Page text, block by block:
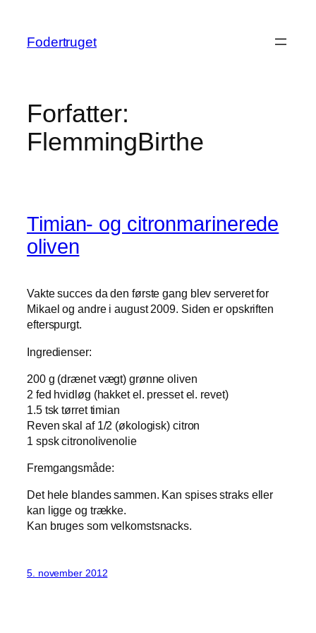
indhold
Fodertruget
Forfatter:
FlemmingBirthe
Timian- og citronmarinerede
oliven
Vakte succes da den første gang blev serveret for
Mikael og andre i august 2009. Siden er opskriften
efterspurgt.
Ingredienser:
200 g (drænet vægt) grønne oliven
2 fed hvidløg (hakket el. presset el. revet)
1.5 tsk tørret timian
Reven skal af 1/2 (økologisk) citron
1 spsk citronolivenolie
Fremgangsmåde:
Det hele blandes sammen. Kan spises straks eller
kan ligge og trække.
Kan bruges som velkomstsnacks.
5. november 2012